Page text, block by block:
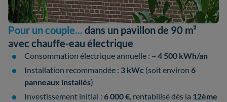
Pour un couple... dans un pavillon de 90 m²
avec chauffe-eau électrique
Consommation électrique annuelle : ~ 4 500 kWh/an
Installation recommandée : 3 kWc (soit environ 6
panneaux installés)
Investissement initial : 6 000 €, rentabilisé dès la 12ème